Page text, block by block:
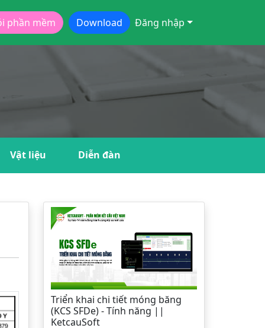
phần mềm Download Đăng nhập
Vật liệu Diễn đàn
Triển khai chi tiết móng băng
(KCS SFDe) - Tính năng ||
KetcauSoft